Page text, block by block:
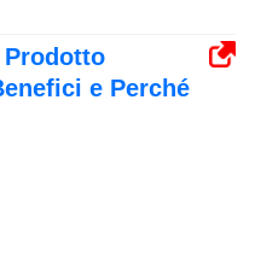
Prodotto
e Perché